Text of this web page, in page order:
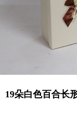
19朵白色百合长